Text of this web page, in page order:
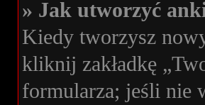
» Jak utworzyć
Kiedy tworzysz
kliknij zakładkę
formularza; jeśli nie